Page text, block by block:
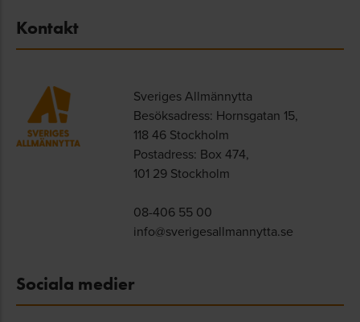
Kontakt
Sveriges Allmännytta
Besöksadress: Hornsgatan 15,
118 46 Stockholm
Postadress: Box 474,
101 29 Stockholm
08-406 55 00
info@sverigesallmannytta.se
Sociala medier